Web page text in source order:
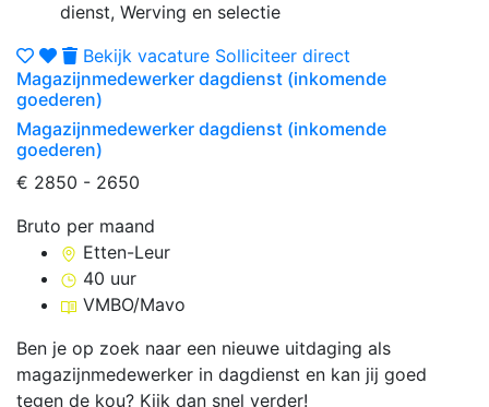
dienst, Werving en selectie
Bekijk vacature Solliciteer direct
Magazijnmedewerker dagdienst (inkomende
goederen)
Magazijnmedewerker dagdienst (inkomende
goederen)
€ 2850 - 2650
Bruto per maand
Etten-Leur
40 uur
VMBO/Mavo
Ben je op zoek naar een nieuwe uitdaging als
magazijnmedewerker in dagdienst en kan jij goed
tegen de kou? Kijk dan snel verder!